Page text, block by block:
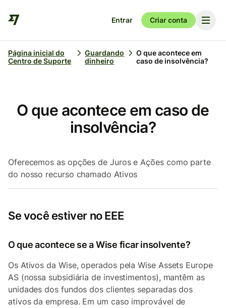
Entrar Criar conta
Página inicial do
Centro de Suporte
Guardando
dinheiro
O que acontece em
caso de insolvência?
O que acontece em caso de
insolvência?
Oferecemos as opções de Juros e Ações como parte
do nosso recurso chamado Ativos
Se você estiver no EEE
O que acontece se a Wise ficar insolvente?
Os Ativos da Wise, operados pela Wise Assets Europe
AS (nossa subsidiária de investimentos), mantêm as
unidades dos fundos dos clientes separadas dos
ativos da empresa. Em um caso improvável de